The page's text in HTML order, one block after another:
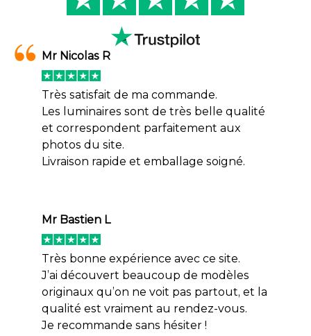
Mr Nicolas R
Très satisfait de ma commande.
Les luminaires sont de très belle qualité
et correspondent parfaitement aux
photos du site.
Livraison rapide et emballage soigné.
Mr Bastien L
Très bonne expérience avec ce site.
J’ai découvert beaucoup de modèles
originaux qu’on ne voit pas partout, et la
qualité est vraiment au rendez-vous.
Je recommande sans hésiter !